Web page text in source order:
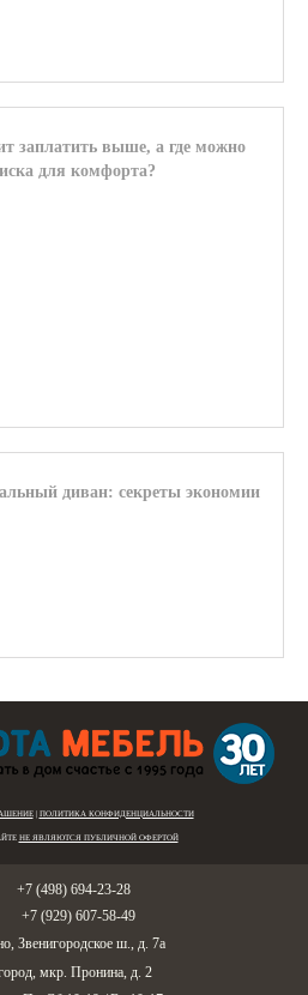
заплатить выше, а где можно
для комфорта?
диван: секреты экономии
| ПОЛИТИКА КОНФИДЕНЦИАЛЬНОСТИ
НЕ ЯВЛЯЮТСЯ ПУБЛИЧНОЙ ОФЕРТОЙ
+7 (498) 694-23-28
+7 (929) 607-58-49
Звенигородское ш., д. 7а
мкр. Пронина, д. 2